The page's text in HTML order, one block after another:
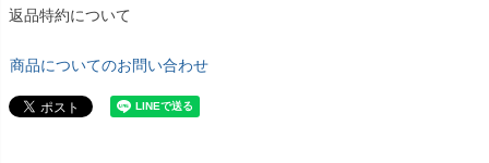
返品特約について
商品についてのお問い合わせ